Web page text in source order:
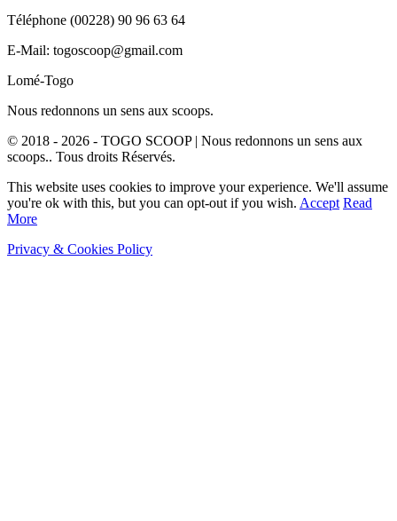
Téléphone (00228) 90 96 63 64
E-Mail: togoscoop@gmail.com
Lomé-Togo
Nous redonnons un sens aux scoops.
© 2018 - 2026 - TOGO SCOOP | Nous redonnons un sens aux
scoops.. Tous droits Réservés.
This website uses cookies to improve your experience. We'll assume
you're ok with this, but you can opt-out if you wish. Accept Read
More
Privacy & Cookies Policy